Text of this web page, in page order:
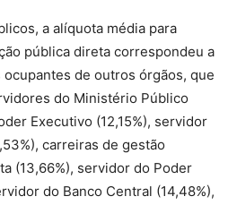
a alíquota média para
pública direta correspondeu a
ocupantes de outros órgãos, que
do Ministério Público
Executivo (12,15%), servidor
carreiras de gestão
(13,66%), servidor do Poder
do Banco Central (14,48%),